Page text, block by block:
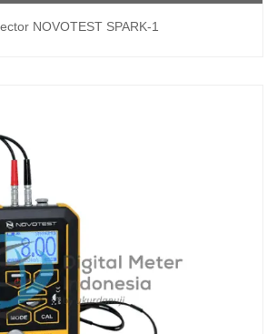
NOVOTEST SPARK-1